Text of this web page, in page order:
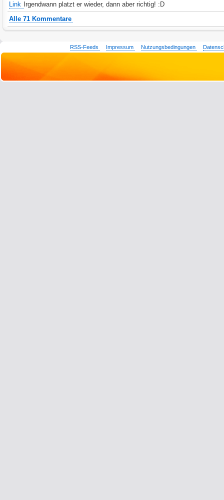
Link Irgendwann platzt er wieder, dann aber richtig! :D
Alle 71 Kommentare
RSS-Feeds Impressum Nutzungsbedingungen